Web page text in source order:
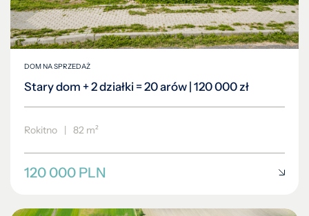
DOM NA SPRZEDAŻ
Stary dom + 2 działki = 20 arów | 120 000 zł
Rokitno | 82 m²
120 000 PLN